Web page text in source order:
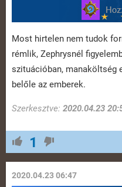
Most hirtelen nem tudok
rémlik, Zephrysnél
szituációban, manaköltség
belőle az emberek.
Szerkesztve: 2020.04.23
1
2020.04.23 06:47